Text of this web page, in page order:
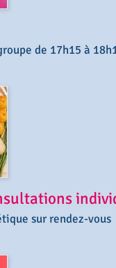
de 17h15 à
sur rendez-vous